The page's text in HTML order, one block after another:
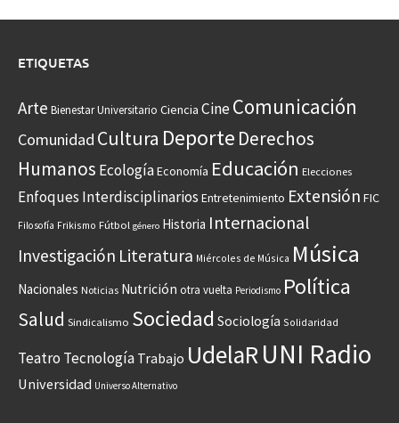
ETIQUETAS
Arte Bienestar Universitario Ciencia CineComunicación
Comunidad Cultura Deporte Derechos
Humanos EcologíaEconomía Educación Elecciones
Enfoques Interdisciplinarios Entretenimiento Extensión FIC
Filosofía Frikismo Fútbol género Historia Internacional
Investigación Literatura Miércoles de Música Música
Nacionales Noticias Nutrición otra vuelta Periodismo Política
Salud Sindicalismo Sociedad Sociología Solidaridad
Teatro Tecnología Trabajo UdelaRUNI Radio
Universidad Universo Alternativo